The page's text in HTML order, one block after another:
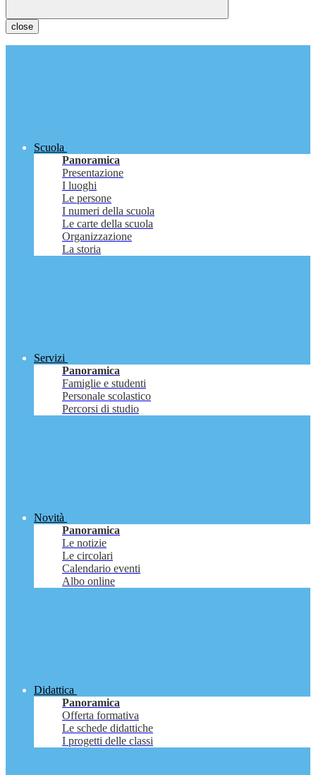
close
Scuola
Panoramica
Presentazione
I luoghi
Le persone
I numeri della scuola
Le carte della scuola
Organizzazione
La storia
Servizi
Panoramica
Famiglie e studenti
Personale scolastico
Percorsi di studio
Novità
Panoramica
Le notizie
Le circolari
Calendario eventi
Albo online
Didattica
Panoramica
Offerta formativa
Le schede didattiche
I progetti delle classi